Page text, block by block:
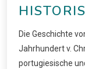
Die Geschichte
Jahrhundert v.
portugiesische